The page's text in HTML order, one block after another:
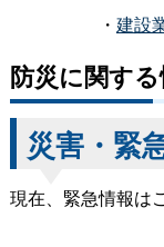
・ 建設
防災に関す
災害・緊
現在、緊急情報は